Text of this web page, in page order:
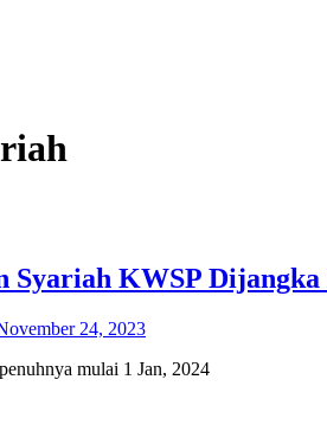
Syariah KWSP
24, 2023
mulai 1 Jan, 2024